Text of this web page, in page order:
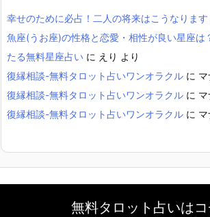
幸せのために必占！二人の将来はこうなります
魚座(うお座)の性格と恋愛・相性が良い星座は
たる無料星座占い に えり より
復縁相談-無料タロット占いワンオラクル に マ
復縁相談-無料タロット占いワンオラクル に マ
復縁相談-無料タロット占いワンオラクル に マ
無料タロット占いはコ
WordPress Luxeritas Theme is provided by "